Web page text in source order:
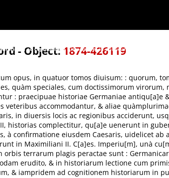
: quorum, tomus I, Germaniae antiquae illustrationem
& industria supplentur : praecipuae historiae Germaniae
continentur : tomus II, compraehendit ea, quae
qu[a]e uenerunt in gubernationem Ferdinandi I.
ad cognitionem historiarum in publicum aeditum ...
- Object: 1874-426119
opus, in quatuor tomos diuisum: : quorum,
quàm speciales, cum doctissimorum
: praecipuae historiae Germaniae antiqu[a]e
veteribus accommodantur, & aliae
in diuersis locis ac regionibus acciderunt,
historias complectitur, qu[a]e uenerunt in
à confirmatione eiusdem Caesaris, uidelicet ab
in Maximiliani II. C[a]es. Imperiu[m], unà
orbis terrarum plagis peractae sunt :
erudito, & in historiarum lectione cum
& iampridem ad cognitionem historiarum in